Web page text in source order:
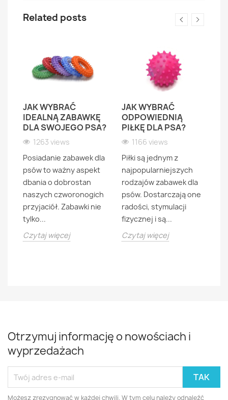
Related posts
JAK WYBRAĆ
IDEALNĄ ZABAWKĘ
DLA SWOJEGO PSA?
1263 views
Posiadanie zabawek dla
psów to ważny aspekt
dbania o dobrostan
naszych czworonogich
przyjaciół. Zabawki nie
tylko...
Czytaj więcej
JAK WYBRAĆ
ODPOWIEDNIĄ
PIŁKĘ DLA PSA?
1166 views
Piłki są jednym z
najpopularniejszych
rodzajów zabawek dla
psów. Dostarczają one
radości, stymulacji
fizycznej i są...
Czytaj więcej
Otrzymuj informację o nowościach i
wyprzedażach
Możesz zrezygnować w każdej chwili. W tym celu należy odnaleźć